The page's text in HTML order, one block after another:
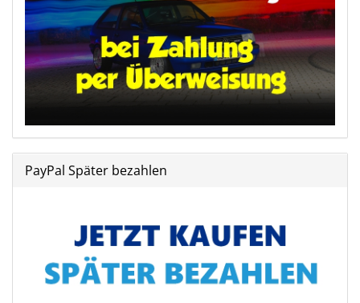
PayPal Später bezahlen